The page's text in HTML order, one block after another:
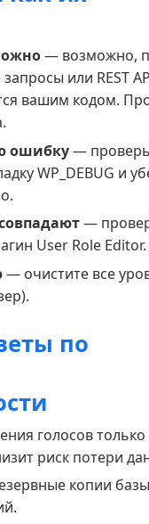
— возможно,
или REST
вашим кодом.
ошибку—
WP_DEBUG и
—
User Role Editor.
— очистите все
по
голосов только
риск потери
копии